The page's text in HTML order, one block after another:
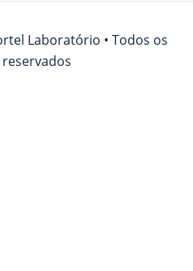
Laboratório • Todos os